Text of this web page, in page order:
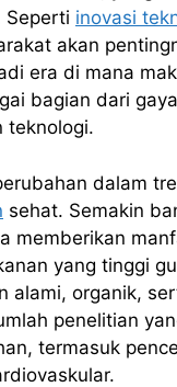
Seperti inovasi
akan
era di mana
bagian dari
teknologi.
dalam
sehat. Semakin
memberikan
yang tinggi
alami, organik,
penelitian
termasuk